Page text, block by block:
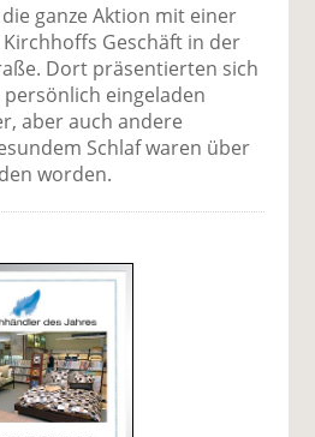
ganze Aktion mit einer
Geschäft in der
Dort präsentierten sich
eingeladen
aber auch andere
Schlaf waren über
worden.